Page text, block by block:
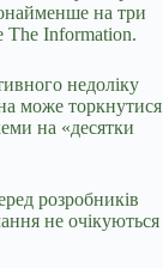
на три
The Information.
недоліку
може торкнутися
на «десятки
розробників
не очікуються